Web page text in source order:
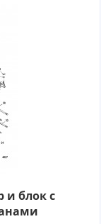
и блок с